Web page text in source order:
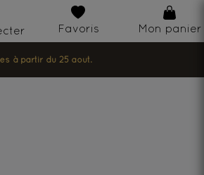
Favoris Mon panier
à partir du 25 août.